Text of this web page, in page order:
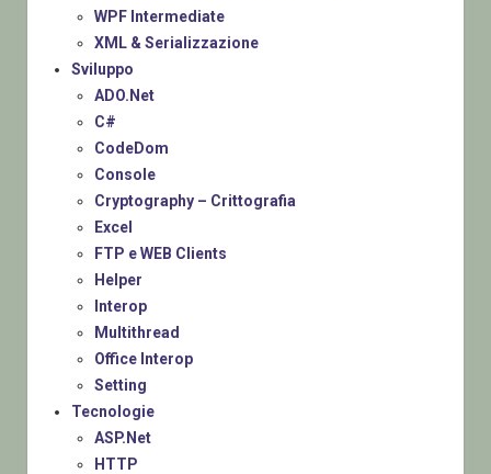
WPF Intermediate
XML & Serializzazione
Sviluppo
ADO.Net
C#
CodeDom
Console
Cryptography – Crittografia
Excel
FTP e WEB Clients
Helper
Interop
Multithread
Office Interop
Setting
Tecnologie
ASP.Net
HTTP